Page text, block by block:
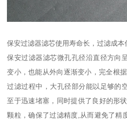
保安过滤器滤芯使用寿命长，过滤成本
保安过滤器滤芯微孔孔径沿直径方向
变小，也能从外向逐渐变小，完全根
过滤过程中，大孔径部分能以足够的
至于迅速堵塞，同时提供了良好的形
颗粒，确保了过滤精度,从而避免了精